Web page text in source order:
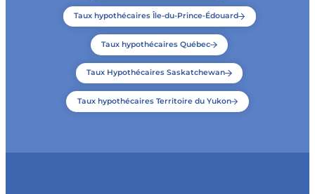
Taux hypothécaires Île-du-Prince-Édouard
Taux hypothécaires Québec
Taux Hypothécaires Saskatchewan
Taux hypothécaires Territoire du Yukon